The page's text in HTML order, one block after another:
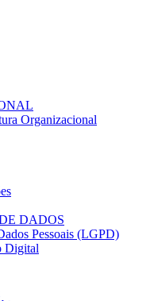
Organizacional
DADOS
Pessoais (LGPD)
Digital